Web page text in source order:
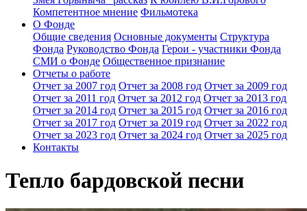
Компетентное мнение Фильмотека
О Фонде
Общие сведения Основные документы Структура
Фонда Руководство Фонда Герои - участники Фонда
СМИ о Фонде Общественное признание
Отчеты о работе
Отчет за 2007 год Отчет за 2008 год Отчет за 2009 год
Отчет за 2011 год Отчет за 2012 год Отчет за 2013 год
Отчет за 2014 год Отчет за 2015 год Отчет за 2016 год
Отчет за 2017 год Отчет за 2019 год Отчет за 2022 год
Отчет за 2023 год Отчет за 2024 год Отчет за 2025 год
Контакты
Тепло бардовской песни